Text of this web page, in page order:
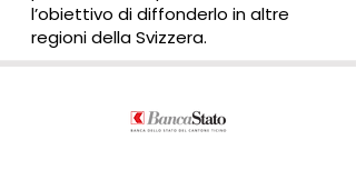
l’obiettivo di diffonderlo in altre
regioni della Svizzera.